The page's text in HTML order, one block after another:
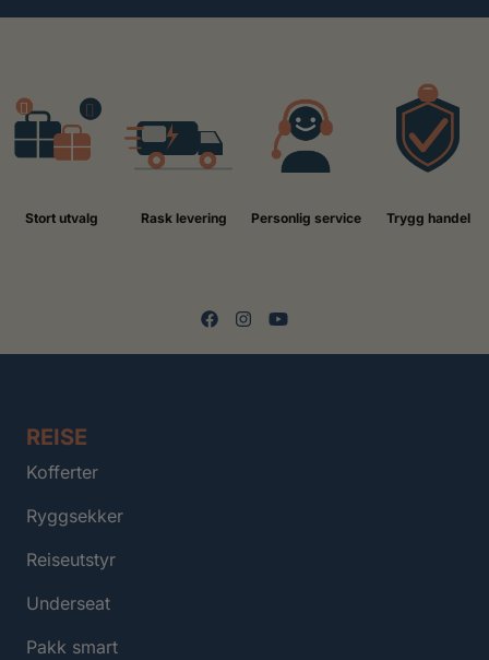
Stort utvalg Rask levering Personlig service Trygg handel
REISE
Kofferter
Ryggsekker
Reiseutstyr
Underseat
Pakk smart